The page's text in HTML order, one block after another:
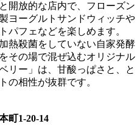
開放的な店内で、フローズン
ヨーグルトサンドウィッチや
パフェなどを楽しめます。
熱殺菌をしていない自家発酵
その場で混ぜ込むオリジナル
リー」は、甘酸っぱさと、と
の相性が抜群です。
町1-20-14